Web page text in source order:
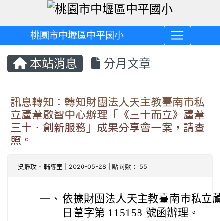
桃園市中壢區中平國小
本站消息 分月文章
訊息轉知：轉知財團法人天主教臺南市私
立蘆葦啟智中心辦理「《三十而立》蘆葦
三十．創新服務」成果分享會一案，請查
照。
吳靜玫 - 輔導室 | 2026-05-28 | 點閱數： 55
一、 依據財團法人天主教臺南市私立
日葦字第 115158 號函辦理。